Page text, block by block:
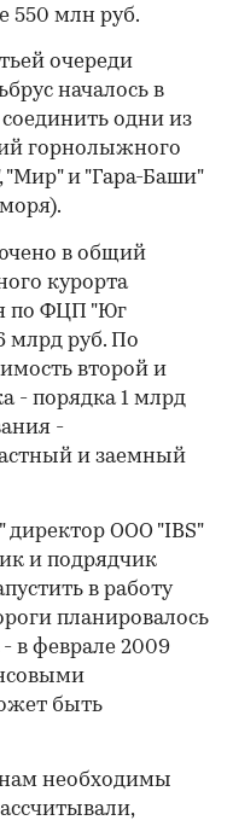
550 млн руб.
очереди
началось в
одни из
горнолыжного
"Мир" и "Гара-Баши"
в общий
курорта
по ФЦП "Юг
млрд руб. По
второй и
- порядка 1 млрд
-
и заемный
директор ООО "IBS"
и подрядчик
в работу
планировалось
в феврале 2009
быть
необходимы